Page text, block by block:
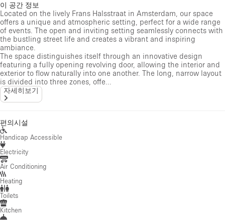
이 공간 정보
Located on the lively Frans Halsstraat in Amsterdam, our space
offers a unique and atmospheric setting, perfect for a wide range
of events. The open and inviting setting seamlessly connects with
the bustling street life and creates a vibrant and inspiring
ambiance.
The space distinguishes itself through an innovative design
featuring a fully opening revolving door, allowing the interior and
exterior to flow naturally into one another. The long, narrow layout
is divided into three zones, offe...
자세히보기
편의시설
Handicap Accessible
Electricity
Air Conditioning
Heating
Toilets
Kitchen